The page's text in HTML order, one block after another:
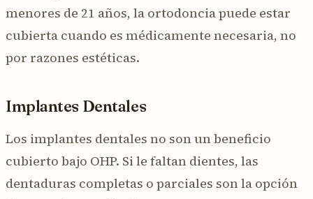
menores de 21 años, la ortodoncia puede estar
cubierta cuando es médicamente necesaria, no
por razones estéticas.
Implantes Dentales
Los implantes dentales no son un beneficio
cubierto bajo OHP. Si le faltan dientes, las
dentaduras completas o parciales son la opción